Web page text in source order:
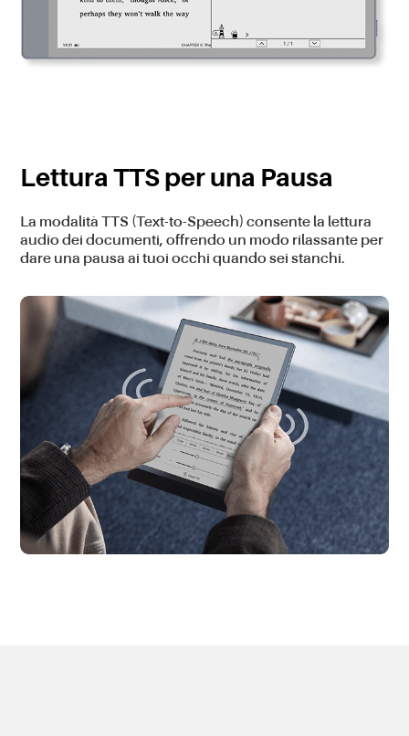
Lettura TTS per una Pausa
La modalità TTS (Text-to-Speech) consente la lettura
audio dei documenti, offrendo un modo rilassante per
dare una pausa ai tuoi occhi quando sei stanchi.